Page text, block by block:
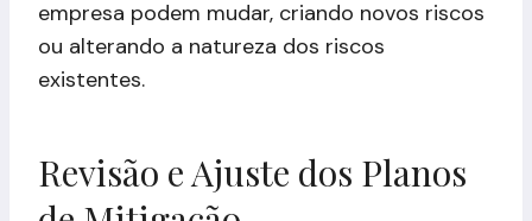
empresa podem mudar, criando novos riscos
ou alterando a natureza dos riscos
existentes.
Revisão e Ajuste dos Planos